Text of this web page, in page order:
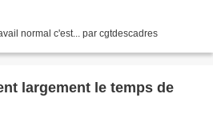
normal c'est... par cgtdescadres
largement le temps de